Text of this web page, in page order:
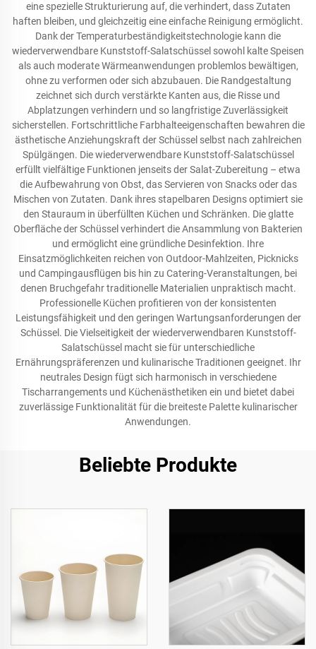
eine spezielle Strukturierung auf, die verhindert, dass Zutaten
haften bleiben, und gleichzeitig eine einfache Reinigung ermöglicht.
Dank der Temperaturbeständigkeitstechnologie kann die
wiederverwendbare Kunststoff-Salatschüssel sowohl kalte Speisen
als auch moderate Wärmeanwendungen problemlos bewältigen,
ohne zu verformen oder sich abzubauen. Die Randgestaltung
zeichnet sich durch verstärkte Kanten aus, die Risse und
Abplatzungen verhindern und so langfristige Zuverlässigkeit
sicherstellen. Fortschrittliche Farbhalteeigenschaften bewahren die
ästhetische Anziehungskraft der Schüssel selbst nach zahlreichen
Spülgängen. Die wiederverwendbare Kunststoff-Salatschüssel
erfüllt vielfältige Funktionen jenseits der Salat-Zubereitung – etwa
die Aufbewahrung von Obst, das Servieren von Snacks oder das
Mischen von Zutaten. Dank ihres stapelbaren Designs optimiert sie
den Stauraum in überfüllten Küchen und Schränken. Die glatte
Oberfläche der Schüssel verhindert die Ansammlung von Bakterien
und ermöglicht eine gründliche Desinfektion. Ihre
Einsatzmöglichkeiten reichen von Outdoor-Mahlzeiten, Picknicks
und Campingausflügen bis hin zu Catering-Veranstaltungen, bei
denen Bruchgefahr traditionelle Materialien unpraktisch macht.
Professionelle Küchen profitieren von der konsistenten
Leistungsfähigkeit und den geringen Wartungsanforderungen der
Schüssel. Die Vielseitigkeit der wiederverwendbaren Kunststoff-
Salatschüssel macht sie für unterschiedliche
Ernährungspräferenzen und kulinarische Traditionen geeignet. Ihr
neutrales Design fügt sich harmonisch in verschiedene
Tischarrangements und Küchenästhetiken ein und bietet dabei
zuverlässige Funktionalität für die breiteste Palette kulinarischer
Anwendungen.
Beliebte Produkte